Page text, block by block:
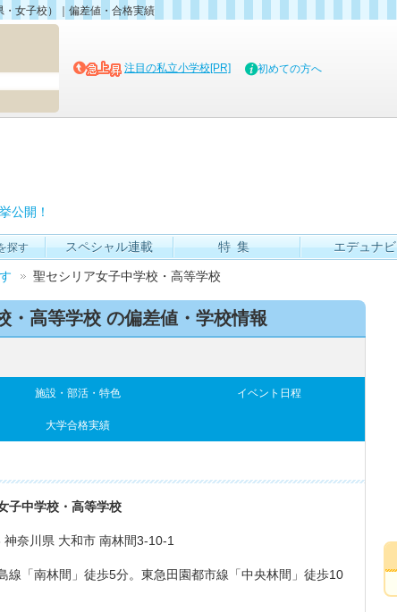
女子校）｜偏差値・合格実績
注目の私立小学校[PR] 初めての方へ
公開！
探す スペシャル連載 特集 エデュナビ
聖セシリア女子中学校・高等学校
・高等学校 の偏差値・学校情報
施設・部活・特色 イベント日程
大学合格実績
子中学校・高等学校
奈川県 大和市 南林間3-10-1
線「南林間」徒歩5分。東急田園都市線「中央林間」徒歩10